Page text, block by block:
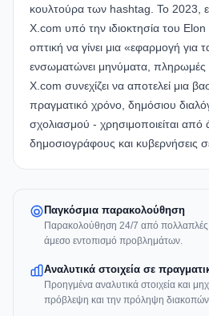
κουλτούρα των hashtag. Το 2023,
X.com υπό την ιδιοκτησία του
οπτική να γίνει μια «εφαρμογή για
ενσωματώνει μηνύματα, πληρωμές
X.com συνεχίζει να αποτελεί μια
πραγματικό χρόνο, δημόσιου
σχολιασμού - χρησιμοποιείται από
δημοσιογράφους και κυβερνήσεις
Παγκόσμια παρακολούθηση
Παρακολούθηση 24/7 από πολλαπλές
άμεσο εντοπισμό προβλημάτων.
Αναλυτικά στοιχεία σε
Προηγμένα αναλυτικά στοιχεία και
πρόβλεψη και την πρόληψη διακοπών